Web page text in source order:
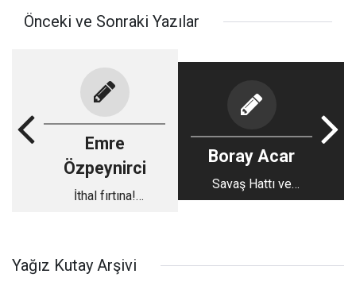
Önceki ve Sonraki Yazılar
Emre
Özpeynirci
İthal fırtına!
Boray Acar
Savaş Hattı ve
Türkiye
Yağız Kutay Arşivi